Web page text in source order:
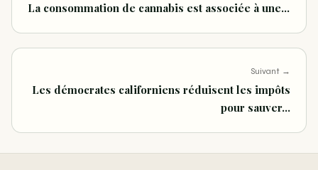
La consommation de cannabis est associée à une…
Suivant →
Les démocrates californiens réduisent les impôts
pour sauver…